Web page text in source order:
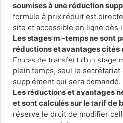
soumises à une réduction
formule à prix réduit est
site et accessible en ligne dès
Les stages mi-temps ne sont
réductions et avantages cités
En cas de transfert d'un stage
plein temps, seul le
supplément qui sera demandé.
Les réductions et avantages
et sont calculés sur le tarif de
réserve le droit de modifier